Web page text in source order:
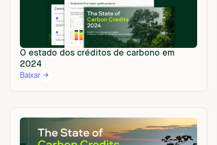
O estado dos créditos de carbono em
2024
Baixar